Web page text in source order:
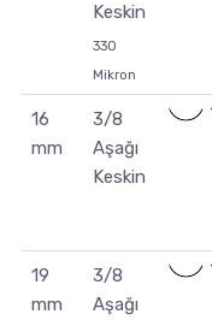
Keskin
330
Mikron
16
mm
3/8
Aşağı
Keskin
19
mm
3/8
Aşağı